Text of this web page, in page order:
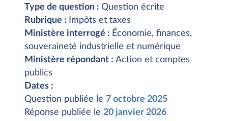
Type de question : Question écrite
Rubrique :
Impôts et taxes
Ministère interrogé : Économie, finances,
souveraineté industrielle et numérique
Ministère répondant : Action et comptes
publics
Dates :
Question publiée le 7 octobre 2025
Réponse publiée le 20 janvier 2026